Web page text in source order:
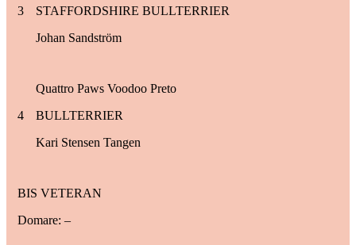
3
STAFFORDSHIRE BULLTERRIER
Johan Sandström
4
Quattro Paws Voodoo Preto
BULLTERRIER
Kari Stensen Tangen
BIS VETERAN
Domare: –